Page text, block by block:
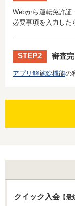
Webから運転免許証
必要事項を入力した
STEP2 審査
アプリ解施錠機能の
クイック入会 【最